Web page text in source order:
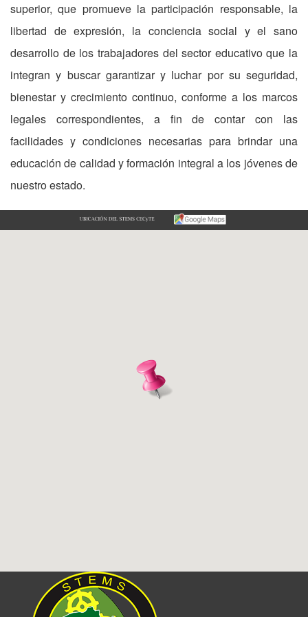
superior, que promueve la participación responsable, la
libertad de expresión, la conciencia social y el sano
desarrollo de los trabajadores del sector educativo que la
integran y buscar garantizar y luchar por su seguridad,
bienestar y crecimiento continuo, conforme a los marcos
legales correspondientes, a fin de contar con las
facilidades y condiciones necesarias para brindar una
educación de calidad y formación integral a los jóvenes de
nuestro estado.